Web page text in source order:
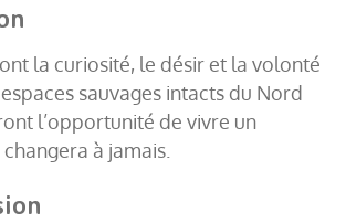
la curiosité, le désir et la volonté
sauvages intacts du Nord
l’opportunité de vivre un
à jamais.